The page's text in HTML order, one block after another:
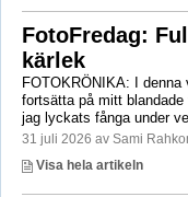
FotoFredag:
kärlek
FOTOKRÖNIKA: I
fortsätta på mitt
jag lyckats fånga under
31 juli 2026 av Sami
Visa hela artikeln